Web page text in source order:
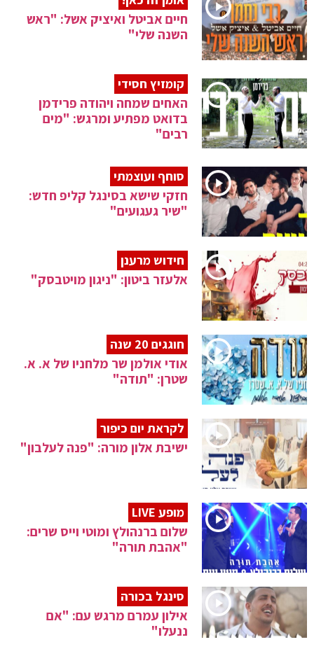
חיים אביטל ואיציק אשל: "ראש
השנה שלי"
קומזיץ חסידי
האחים שמחה ויהודה פרידמן
בדואט מפתיע ומרגש: "מים
רבים"
סוחף ועוצמתי
חזקי שישא בסינגל קליפ חדש:
"שיר געגועים"
חידוש מרענן
אלעזר ביטון: "ניגון מויטבסק"
חוגגים 20 שנה
אודי אולמן שר מלחניו של א. א.
שטרן: "תודה"
לקראת יום כיפור
ישיבת אלון מורה: "פנה לעלבון"
מופע LIVE
שלום ברנהולץ ומוטי וייס שרים:
"אהבת תורה"
סינגל בכורה
אילון עמרם מרגש עם: "אם
ננעלו"